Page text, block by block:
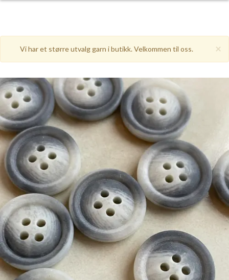
×
Vi har et større utvalg garn i butikk. Velkommen til oss.